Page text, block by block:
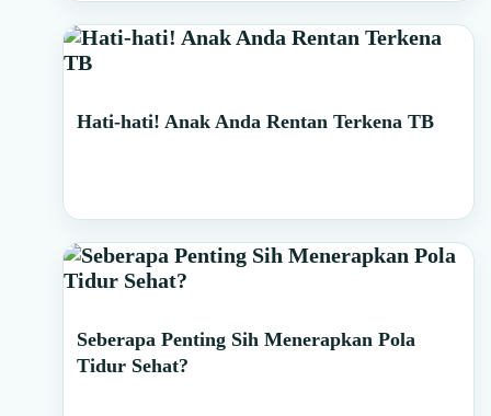
Hati-hati! Anak Anda Rentan Terkena TB
Seberapa Penting Sih Menerapkan Pola
Tidur Sehat?